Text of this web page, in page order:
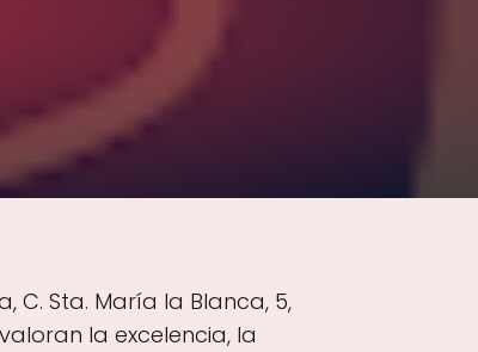
C. Sta. María la Blanca, 5,
la excelencia, la